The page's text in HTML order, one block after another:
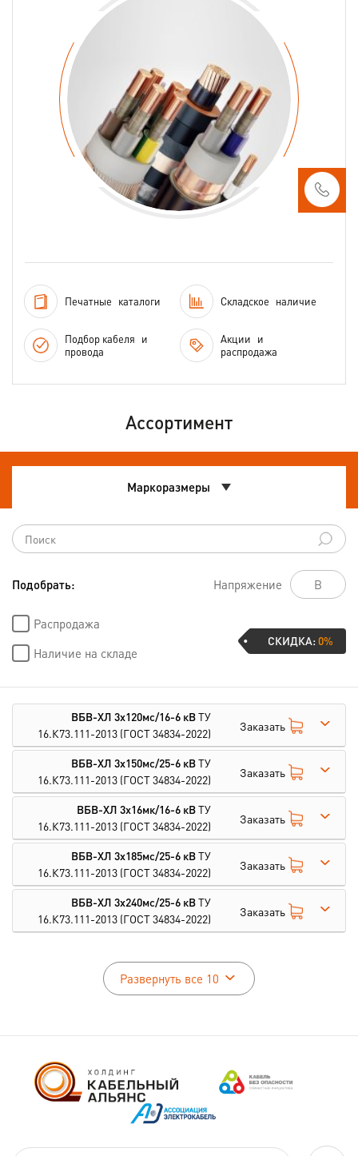
Печатные каталоги Складское наличие
Подбор кабеля и
провода
Акции и
распродажа
Ассортимент
Маркоразмеры
Подобрать: Напряжение
Распродажа
Наличие на складе
СКИДКА:0%
ВБВ-ХЛ 3х120мс/16-6 кВТУ
16.К73.111-2013 (ГОСТ 34834-2022) Заказать
ВБВ-ХЛ 3х150мс/25-6 кВТУ
16.К73.111-2013 (ГОСТ 34834-2022) Заказать
ВБВ-ХЛ 3х16мк/16-6 кВТУ
16.К73.111-2013 (ГОСТ 34834-2022) Заказать
ВБВ-ХЛ 3х185мс/25-6 кВТУ
16.К73.111-2013 (ГОСТ 34834-2022) Заказать
ВБВ-ХЛ 3х240мс/25-6 кВТУ
16.К73.111-2013 (ГОСТ 34834-2022) Заказать
Развернуть все 10